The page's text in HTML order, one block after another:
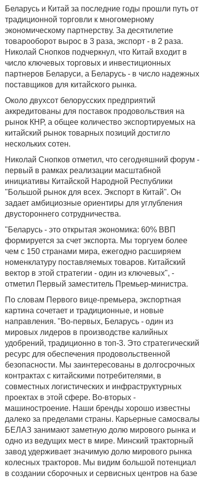
Беларусь и Китай за последние годы прошли путь от
традиционной торговли к многомерному
экономическому партнерству. За десятилетие
товарооборот вырос в 3 раза, экспорт - в 2 раза.
Николай Снопков подчеркнул, что Китай входит в
число ключевых торговых и инвестиционных
партнеров Беларуси, а Беларусь - в число надежных
поставщиков для китайского рынка.
Около двухсот белорусских предприятий
аккредитованы для поставок продовольствия на
рынок КНР, а общее количество экспортируемых на
китайский рынок товарных позиций достигло
нескольких сотен.
Николай Снопков отметил, что сегодняшний форум -
первый в рамках реализации масштабной
инициативы Китайской Народной Республики
"Большой рынок для всех. Экспорт в Китай". Он
задает амбициозные ориентиры для углубления
двустороннего сотрудничества.
"Беларусь - это открытая экономика: 60% ВВП
формируется за счет экспорта. Мы торгуем более
чем с 150 странами мира, ежегодно расширяем
номенклатуру поставляемых товаров. Китайский
вектор в этой стратегии - один из ключевых", -
отметил Первый заместитель Премьер-министра.
По словам Первого вице-премьера, экспортная
картина сочетает и традиционные, и новые
направления. "Во-первых, Беларусь - один из
мировых лидеров в производстве калийных
удобрений, традиционно в топ-3. Это стратегический
ресурс для обеспечения продовольственной
безопасности. Мы заинтересованы в долгосрочных
контрактах с китайскими потребителями, в
совместных логистических и инфраструктурных
проектах в этой сфере. Во-вторых -
машиностроение. Наши бренды хорошо известны
далеко за пределами страны. Карьерные самосвалы
БЕЛАЗ занимают заметную долю мирового рынка и
одно из ведущих мест в мире. Минский тракторный
завод удерживает значимую долю мирового рынка
колесных тракторов. Мы видим большой потенциал
в создании сборочных и сервисных центров на базе